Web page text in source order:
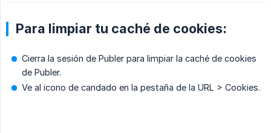
Para limpiar tu caché de cookies:
Cierra la sesión de Publer para limpiar la caché de cookies
de Publer.
Ve al icono de candado en la pestaña de la URL > Cookies.